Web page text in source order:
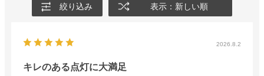
絞り込み 表示：新しい順
2026.8.2
キレのある点灯に大満足